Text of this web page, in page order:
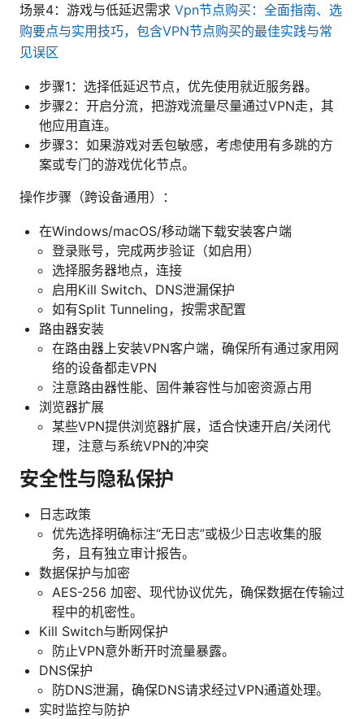
场景4：游戏与低延迟需求 Vpn节点购买：全面指南、选
购要点与实用技巧，包含VPN节点购买的最佳实践与常
见误区
步骤1：选择低延迟节点，优先使用就近服务器。
步骤2：开启分流，把游戏流量尽量通过VPN走，其
他应用直连。
步骤3：如果游戏对丢包敏感，考虑使用有多跳的方
案或专门的游戏优化节点。
操作步骤（跨设备通用）：
在Windows/macOS/移动端下载安装客户端
登录账号，完成两步验证（如启用）
选择服务器地点，连接
启用Kill Switch、DNS泄漏保护
如有Split Tunneling，按需求配置
路由器安装
在路由器上安装VPN客户端，确保所有通过家用网
络的设备都走VPN
注意路由器性能、固件兼容性与加密资源占用
浏览器扩展
某些VPN提供浏览器扩展，适合快速开启/关闭代
理，注意与系统VPN的冲突
安全性与隐私保护
日志政策
优先选择明确标注“无日志”或极少日志收集的服
务，且有独立审计报告。
数据保护与加密
AES-256 加密、现代协议优先，确保数据在传输过
程中的机密性。
Kill Switch与断网保护
防止VPN意外断开时流量暴露。
DNS保护
防DNS泄漏，确保DNS请求经过VPN通道处理。
实时监控与防护